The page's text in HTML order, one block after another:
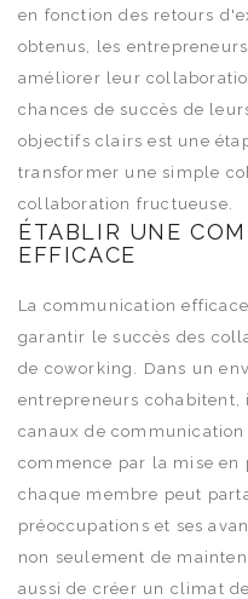
en fonction des retours
obtenus, les
améliorer leur
chances de succès de
objectifs clairs est une
transformer une simple
collaboration fructueuse.
ÉTABLIR UNE
EFFICACE
La communication
garantir le succès des
de coworking. Dans un
entrepreneurs
canaux de
commence par la mise en
chaque membre peut
préoccupations et ses
non seulement de
aussi de créer un climat